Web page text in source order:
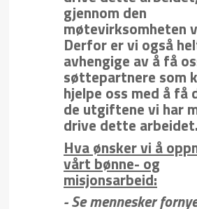
gjennom den
møtevirksomheten
Derfor er vi også
avhengige av å få
søttepartnere som
hjelpe oss med å få
de utgiftene vi har
drive dette arbeidet.
Hva ønsker vi å
vårt bønne- og
misjonsarbeid:
- Se mennesker